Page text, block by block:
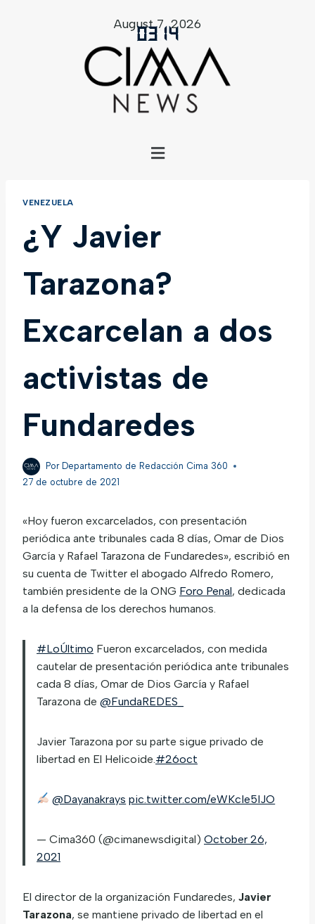
03:14
August 7, 2026
VENEZUELA
¿Y Javier
Tarazona?
Excarcelan a dos
activistas de
Fundaredes
Por Departamento de Redacción Cima 360
27 de octubre de 2021
«Hoy fueron excarcelados, con presentación
periódica ante tribunales cada 8 días, Omar de Dios
García y Rafael Tarazona de Fundaredes», escribió en
su cuenta de Twitter el abogado Alfredo Romero,
también presidente de la ONG Foro Penal, dedicada
a la defensa de los derechos humanos.
#LoÚltimo Fueron excarcelados, con medida
cautelar de presentación periódica ante tribunales
cada 8 días, Omar de Dios García y Rafael
Tarazona de @FundaREDES_
Javier Tarazona por su parte sigue privado de
libertad en El Helicoide. #26oct
@Dayanakrays pic.twitter.com/eWKcIe5IJO
— Cima360 (@cimanewsdigital) October 26,
2021
El director de la organización Fundaredes, Javier
Tarazona, se mantiene privado de libertad en el